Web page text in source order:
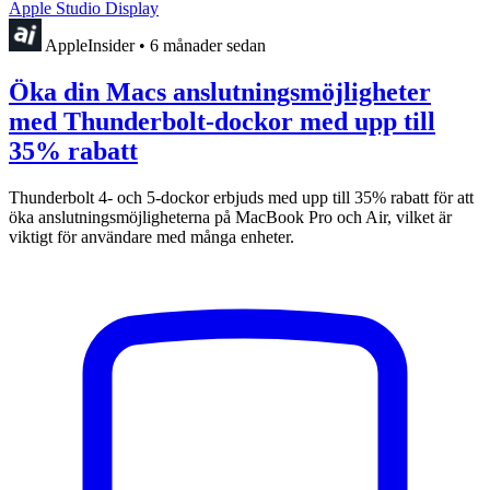
Apple Studio Display
AppleInsider • 6 månader sedan
Öka din Macs anslutningsmöjligheter
med Thunderbolt-dockor med upp till
35% rabatt
Thunderbolt 4- och 5-dockor erbjuds med upp till 35% rabatt för att
öka anslutningsmöjligheterna på MacBook Pro och Air, vilket är
viktigt för användare med många enheter.